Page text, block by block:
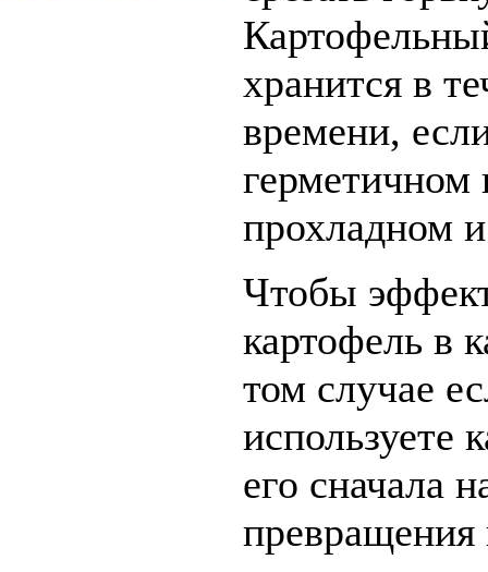
хранится в
времени,
герметичном
прохладном
Чтобы
картофель в
том случае
используете
его сначала
превращения